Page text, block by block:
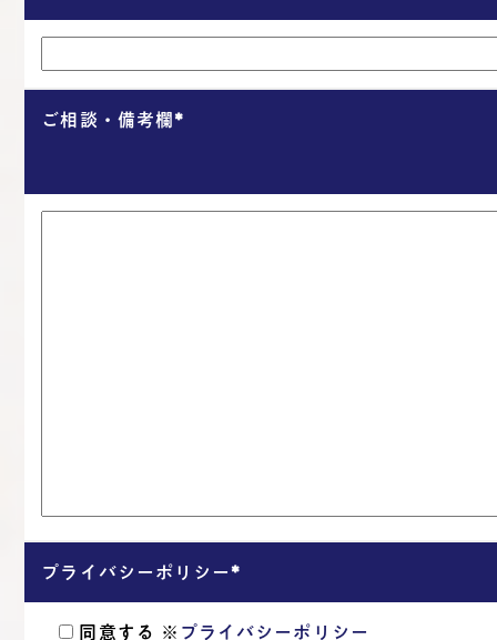
ご相談・備考欄*
プライバシーポリシー*
同意する ※ プライバシーポリシー